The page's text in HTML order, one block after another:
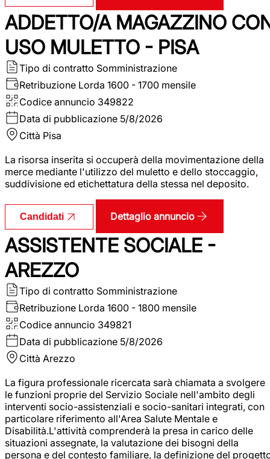
ADDETTO/A MAGAZZINO
USO MULETTO - PISA
Tipo di contratto Somministrazione
Retribuzione Lorda 1600 - 1700 mensile
Codice annuncio 349822
Data di pubblicazione 5/8/2026
Città Pisa
La risorsa inserita si occuperà della movimentazione della
merce mediante l'utilizzo del muletto e dello stoccaggio,
suddivisione ed etichettatura della stessa nel deposito.
Candidati Dettaglio annuncio
ASSISTENTE SOCIALE -
AREZZO
Tipo di contratto Somministrazione
Retribuzione Lorda 1600 - 1800 mensile
Codice annuncio 349821
Data di pubblicazione 5/8/2026
Città Arezzo
La figura professionale ricercata sarà chiamata a svolgere
le funzioni proprie del Servizio Sociale nell'ambito degli
interventi socio-assistenziali e socio-sanitari integrati, con
particolare riferimento all'Area Salute Mentale e
Disabilità.L'attività comprenderà la presa in carico delle
situazioni assegnate, la valutazione dei bisogni della
persona e del contesto familiare, la definizione del